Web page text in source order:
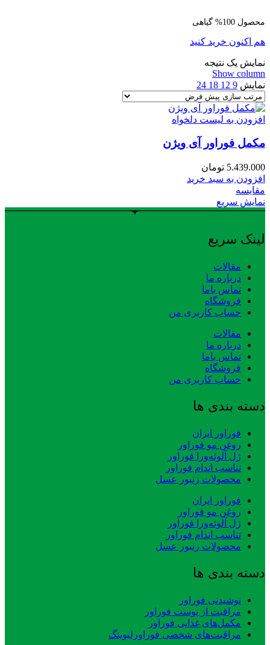
محصول 100% گیاهی
هم اکنون خرید کنید
نمایش یک نتیجه
Show column
نمایش 9
12
18
24
افزودن به لیست دلخواه
مکمل فوراور آی ویژن
5.439.000 تومان
افزودن به سبد خرید
مقایسه
نمایش سریع
لینک سریع
مقالات
درباره ما
تماس باما
فروشگاه
حساب کاربری من
مقالات
درباره ما
تماس باما
فروشگاه
حساب کاربری من
دسته بندی ها
فوراور ایران
روغن مو فوراور
ژل آلوئه‌ورا فوراور
تناسب اندام فوراور
محصولات زنبور عسل
فوراور ایران
روغن مو فوراور
ژل آلوئه‌ورا فوراور
تناسب اندام فوراور
محصولات زنبور عسل
دسته بندی ها
نوشیدنی فوراور
مراقبت از پوست فوراور
مکمل‌های غذایی فوراور
مراقبت‌های شخصی فوراورلیوینگ